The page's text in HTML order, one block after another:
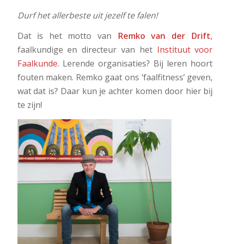
Durf het allerbeste uit jezelf te falen!
Dat is het motto van
Remko van der Drift,
faalkundige en directeur van het Instituut voor
Faalkunde. Lerende organisaties? Bij leren hoort
fouten maken. Remko gaat ons ‘faalfitness’ geven,
wat dat is? Daar kun je achter komen door hier bij
te zijn!